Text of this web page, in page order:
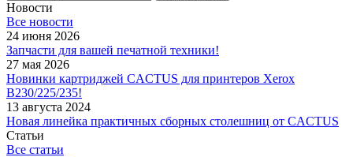
Новости
Все новости
24 июня 2026
Запчасти для вашей печатной техники!
27 мая 2026
Новинки картриджей CACTUS для принтеров Xerox
B230/225/235!
13 августа 2024
Новая линейка практичных сборных столешниц от CACTUS
Статьи
Все статьи